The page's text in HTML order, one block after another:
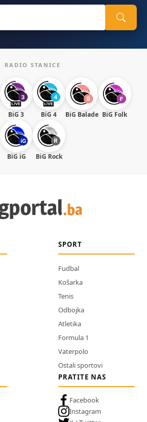
RADIO STANICE
BiG 3 BiG 4 BiG Balade BiG Folk
BiG iG BiG Rock
SPORT
Fudbal
Košarka
Tenis
Odbojka
Atletika
Formula 1
Vaterpolo
Ostali sportovi
PRATITE NAS
Facebook
Instagram